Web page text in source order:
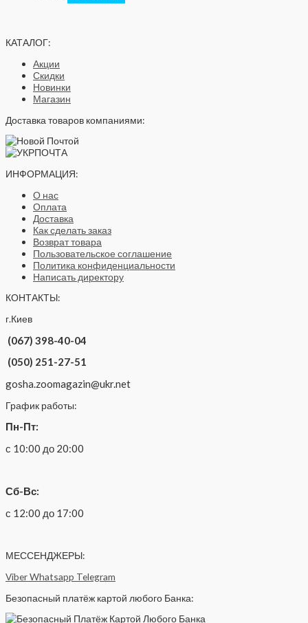
КАТАЛОГ:
Акции
Скидки
Новинки
Магазин
Доставка товаров компаниями:
ИНФОРМАЦИЯ:
О нас
Оплата
Доставка
Как сделать заказ
Возврат товара
Пользовательское соглашение
Политика конфиденциальности
Написать директору
КОНТАКТЫ:
г.Киев
(067) 398-40-04
(050) 251-27-51
gosha.zoomagazin@ukr.net
График работы:
Пн-Пт:
с 10:00 до 20:00
Сб-Вс:
с 12:00 до 17:00
МЕССЕНДЖЕРЫ:
ViberWhatsapp Telegram
Безопасный платёж картой любого Банка: